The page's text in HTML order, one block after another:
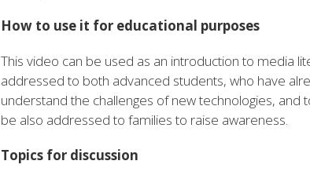
How to use it for educational purposes
This video can be used as an introduction to media
addressed to both advanced students, who have
understand the challenges of new technologies, and
be also addressed to families to raise awareness.
Topics for discussion